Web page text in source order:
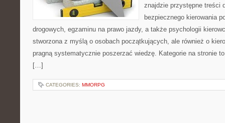
znajdzie przystępne treści
bezpiecznego kierowania
drogowych, egzaminu na prawo jazdy, a także psychologii
stworzona z myślą o osobach początkujących, ale również o
pragną systematycznie poszerzać wiedzę. Kategorie na stronie
[…]
CATEGORIES: MMORPG